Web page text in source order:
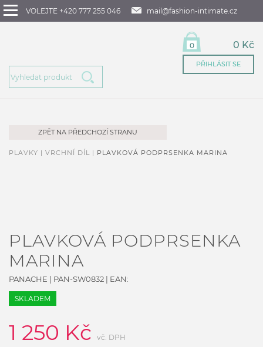
VOLEJTE +420 777 255 046 mail@fashion-intimate.cz
0 0 Kč
PŘIHLÁSIT SE
ZPĚT NA PŘEDCHOZÍ STRANU
PLAVKY | VRCHNÍ DÍL | PLAVKOVÁ PODPRSENKA MARINA
PLAVKOVÁ PODPRSENKA
MARINA
PANACHE | PAN-SW0832 | EAN:
SKLADEM
1 250 Kč vč. DPH